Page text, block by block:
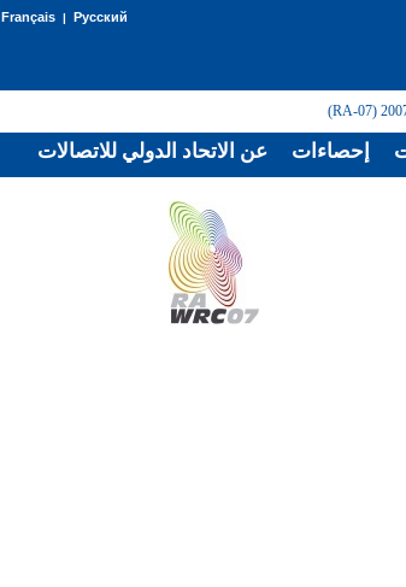
Français| Русский
عن الاتحاد الدولي للاتصالات إحصاءات